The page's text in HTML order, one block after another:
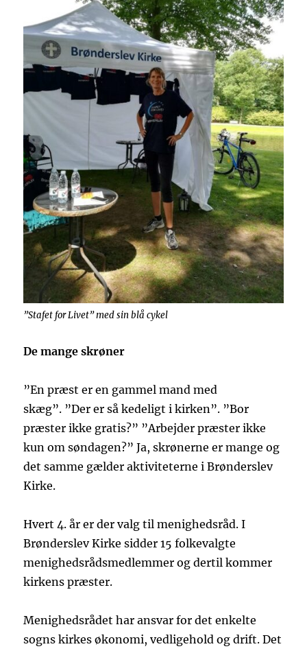
”Stafet for Livet” med sin blå cykel
De mange skrøner
”En præst er en gammel mand med
skæg”. ”Der er så kedeligt i kirken”. ”Bor
præster ikke gratis?” ”Arbejder præster ikke
kun om søndagen?” Ja, skrønerne er mange og
det samme gælder aktiviteterne i Brønderslev
Kirke.
Hvert 4. år er der valg til menighedsråd. I
Brønderslev Kirke sidder 15 folkevalgte
menighedsrådsmedlemmer og dertil kommer
kirkens præster.
Menighedsrådet har ansvar for det enkelte
sogns kirkes økonomi, vedligehold og drift. Det